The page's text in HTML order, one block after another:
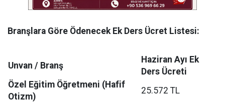
Branşlara Göre Ödenecek Ek Ders Ücret Listesi:
Unvan / Branş
Haziran Ayı Ek
Ders Ücreti
Özel Eğitim Öğretmeni (Hafif
Otizm)
25.572 TL